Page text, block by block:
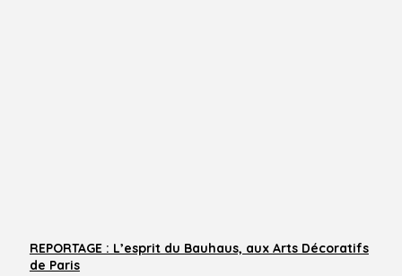
REPORTAGE : L’esprit du Bauhaus, aux Arts Décoratifs
de Paris